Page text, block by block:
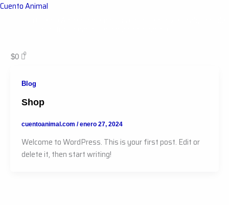
Ir
Cuento Animal
$0
Blog
Shop
cuentoanimal.com /enero 27, 2024
Welcome to WordPress. This is your first post. Edit or
delete it, then start writing!